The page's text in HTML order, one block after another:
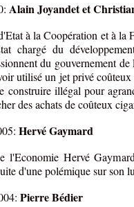
Alain Joyandet et
à la Coopération et à
chargé du
du gouvernement
utilisé un jet privé
construire illégal pour
des achats de coûteux
Hervé Gaymard
l'Economie Hervé
d'une polémique sur son
Pierre Bédier